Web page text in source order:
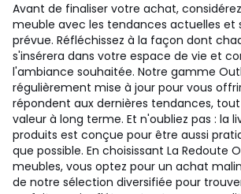
Avant de finaliser votre achat,
meuble avec les tendances actuelles et
prévue. Réfléchissez à la façon dont
s'insérera dans votre espace de vie et
l'ambiance souhaitée. Notre gamme
régulièrement mise à jour pour vous
répondent aux dernières tendances,
valeur à long terme. Et n'oubliez pas : la
produits est conçue pour être aussi
que possible. En choisissant La Redoute
meubles, vous optez pour un achat
de notre sélection diversifiée pour